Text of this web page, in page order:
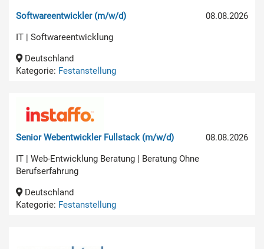
08.08.2026
Softwareentwickler (m/w/d)
IT | Softwareentwicklung
Deutschland
Kategorie: Festanstellung
08.08.2026
Senior Webentwickler Fullstack (m/w/d)
IT | Web-Entwicklung Beratung | Beratung Ohne
Berufserfahrung
Deutschland
Kategorie: Festanstellung